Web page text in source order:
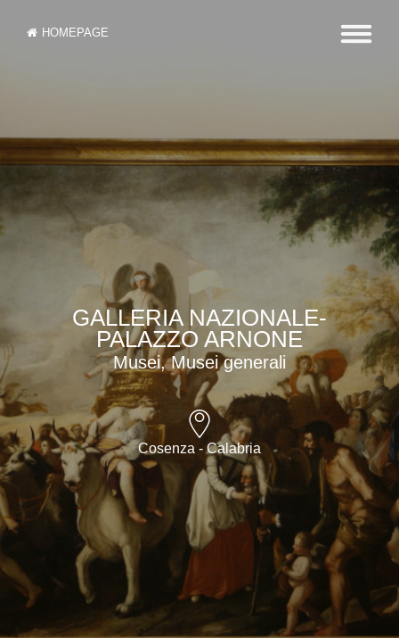
HOMEPAGE
GALLERIA NAZIONALE-
PALAZZO ARNONE
Musei, Musei generali
Cosenza - Calabria